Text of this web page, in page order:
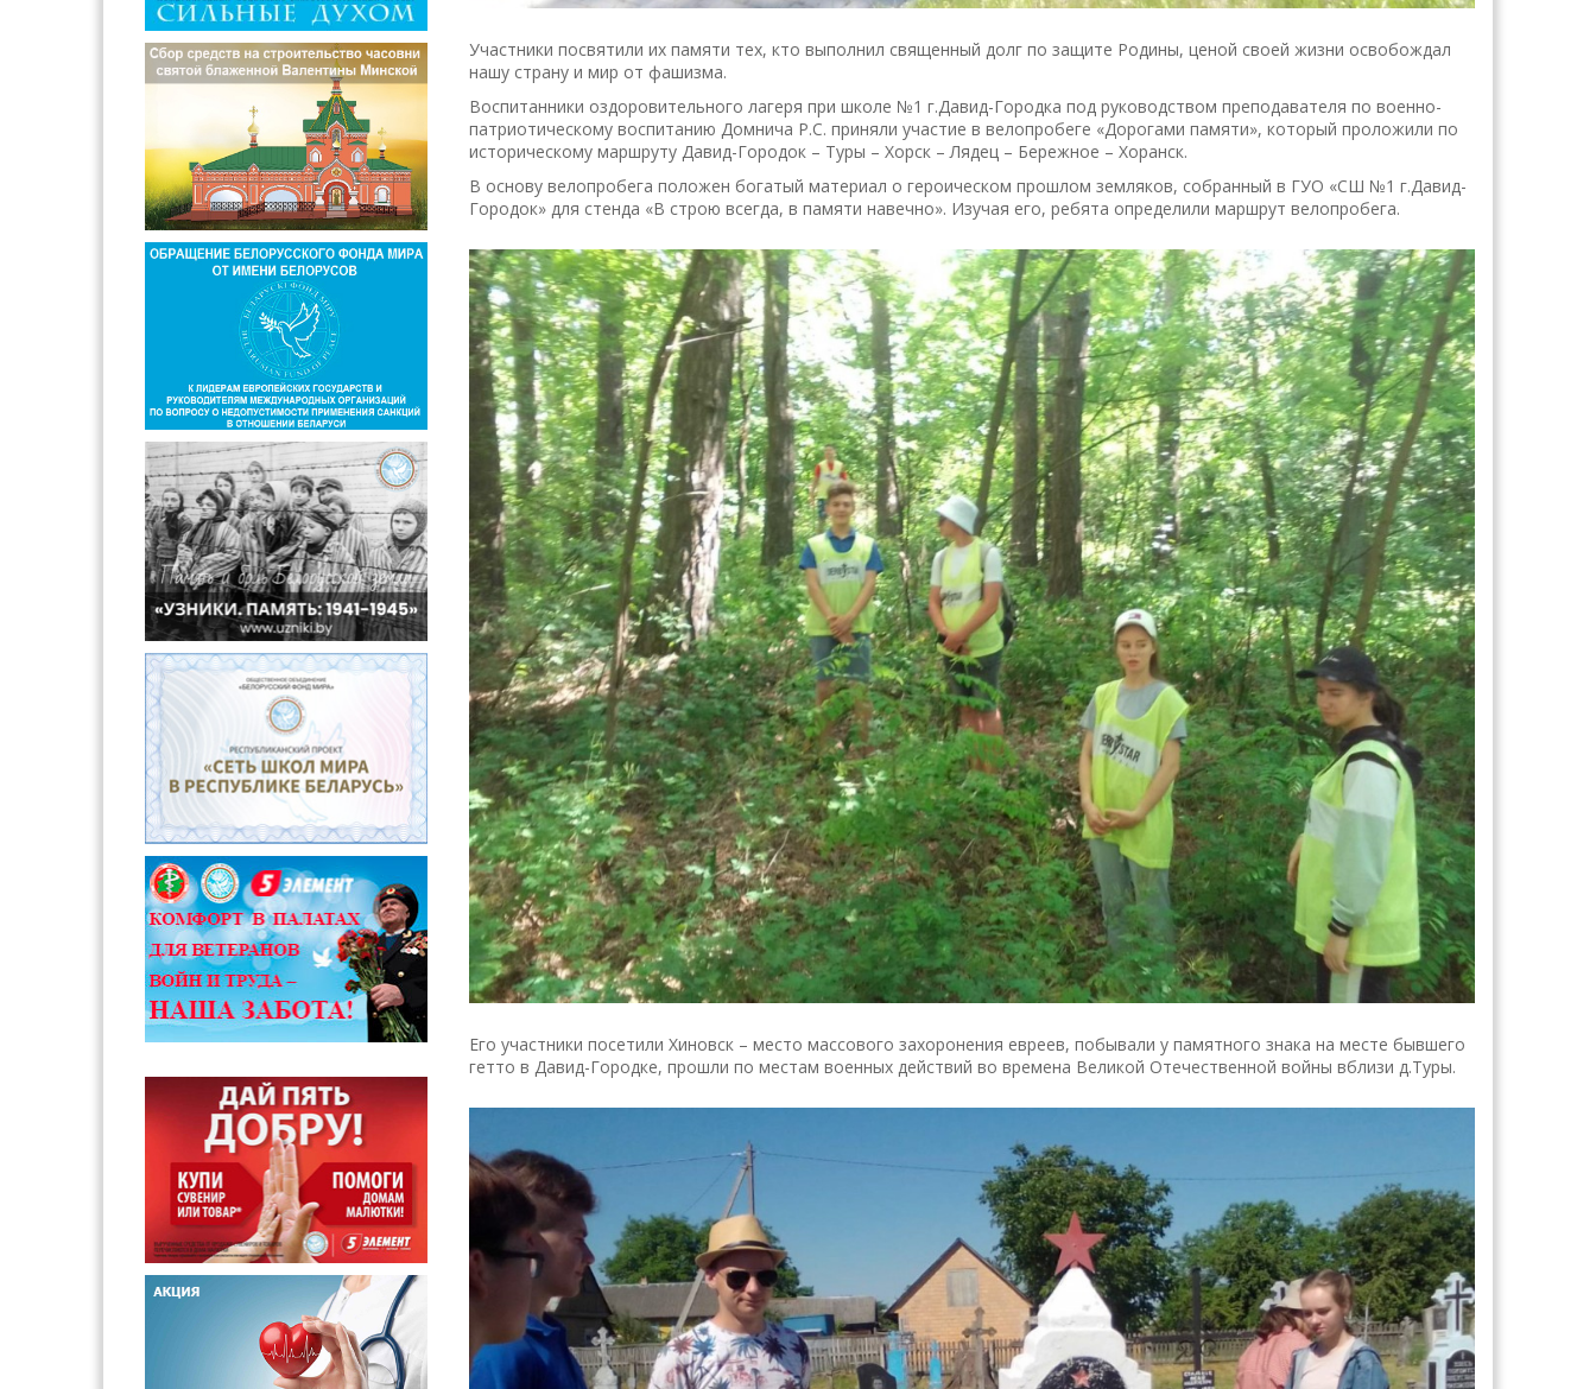
Участники посвятили их памяти тех, кто выполнил священный долг по защите Родины, ценой своей жизни освобождал
нашу страну и мир от фашизма.
Воспитанники оздоровительного лагеря при школе №1 г.Давид-Городка под руководством преподавателя по военно-
патриотическому воспитанию Домнича Р.С. приняли участие в велопробеге «Дорогами памяти», который проложили по
историческому маршруту Давид-Городок – Туры – Хорск – Лядец – Бережное – Хоранск.
В основу велопробега положен богатый материал о героическом прошлом земляков, собранный в ГУО «СШ №1 г.Давид-
Городок» для стенда «В строю всегда, в памяти навечно». Изучая его, ребята определили маршрут велопробега.
Его участники посетили Хиновск – место массового захоронения евреев, побывали у памятного знака на месте бывшего
гетто в Давид-Городке, прошли по местам военных действий во времена Великой Отечественной войны вблизи д.Туры.